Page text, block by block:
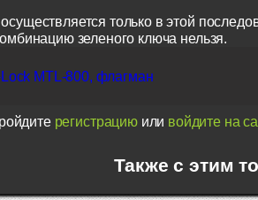
только в этой
зеленого ключа нельзя.
MTL-800, флагман
регистрациюили войдите на
Также с этим